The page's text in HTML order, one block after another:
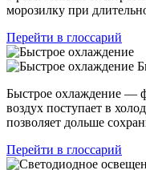
морозилку при
Перейти в глоссарий
Быстрое охлаждение —
воздух поступает в
позволяет дольше
Перейти в глоссарий